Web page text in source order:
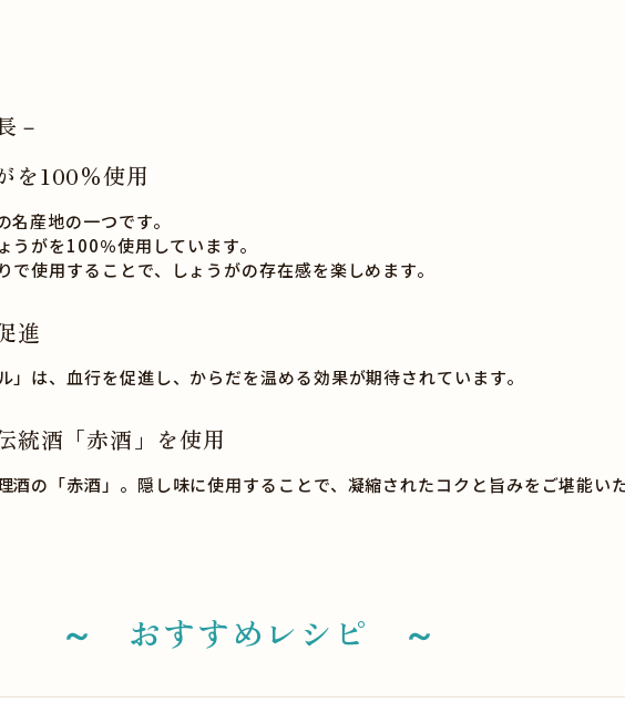
－
を100％使用
産地の一つです。
がを100％使用しています。
使用することで、しょうがの存在感を楽しめます。
進
は、血行を促進し、からだを温める効果が期待されています。
酒「赤酒」を使用
酒の「赤酒」。隠し味に使用することで、凝縮されたコクと旨みをご堪能いた
～ おすすめレシピ ～